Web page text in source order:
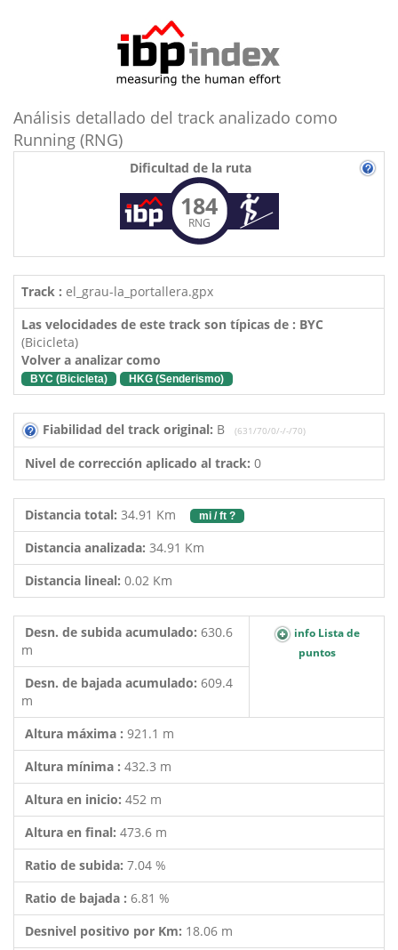
Análisis detallado del track analizado como
Running (RNG)
Dificultad de la ruta
184
RNG
Track : el_grau-la_portallera.gpx
Las velocidades de este track son típicas de : BYC
(Bicicleta)
Volver a analizar como
BYC (Bicicleta) HKG (Senderismo)
Fiabilidad del track original: B (631/70/0/-/-/70)
Nivel de corrección aplicado al track: 0
Distancia total: 34.91 Km mi / ft ?
Distancia analizada: 34.91 Km
Distancia lineal: 0.02 Km
Desn. de subida acumulado: 630.6
m
info Lista de
puntos
Desn. de bajada acumulado: 609.4
m
Altura máxima : 921.1 m
Altura mínima : 432.3 m
Altura en inicio: 452 m
Altura en final: 473.6 m
Ratio de subida: 7.04 %
Ratio de bajada : 6.81 %
Desnivel positivo por Km: 18.06 m